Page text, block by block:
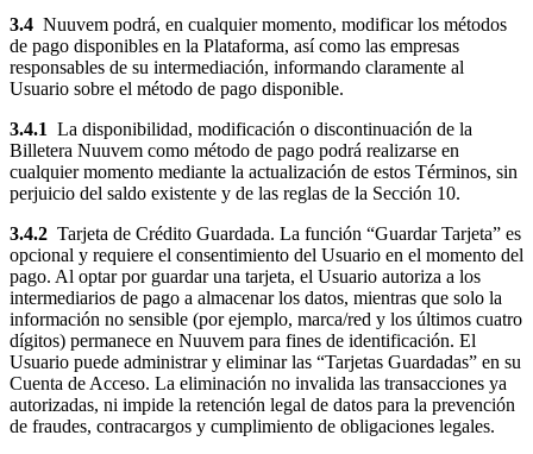
3.4 Nuuvem podrá, en cualquier momento, modificar los métodos
de pago disponibles en la Plataforma, así como las empresas
responsables de su intermediación, informando claramente al
Usuario sobre el método de pago disponible.
3.4.1 La disponibilidad, modificación o discontinuación de la
Billetera Nuuvem como método de pago podrá realizarse en
cualquier momento mediante la actualización de estos Términos, sin
perjuicio del saldo existente y de las reglas de la Sección 10.
3.4.2 Tarjeta de Crédito Guardada. La función “Guardar Tarjeta” es
opcional y requiere el consentimiento del Usuario en el momento del
pago. Al optar por guardar una tarjeta, el Usuario autoriza a los
intermediarios de pago a almacenar los datos, mientras que solo la
información no sensible (por ejemplo, marca/red y los últimos cuatro
dígitos) permanece en Nuuvem para fines de identificación. El
Usuario puede administrar y eliminar las “Tarjetas Guardadas” en su
Cuenta de Acceso. La eliminación no invalida las transacciones ya
autorizadas, ni impide la retención legal de datos para la prevención
de fraudes, contracargos y cumplimiento de obligaciones legales.